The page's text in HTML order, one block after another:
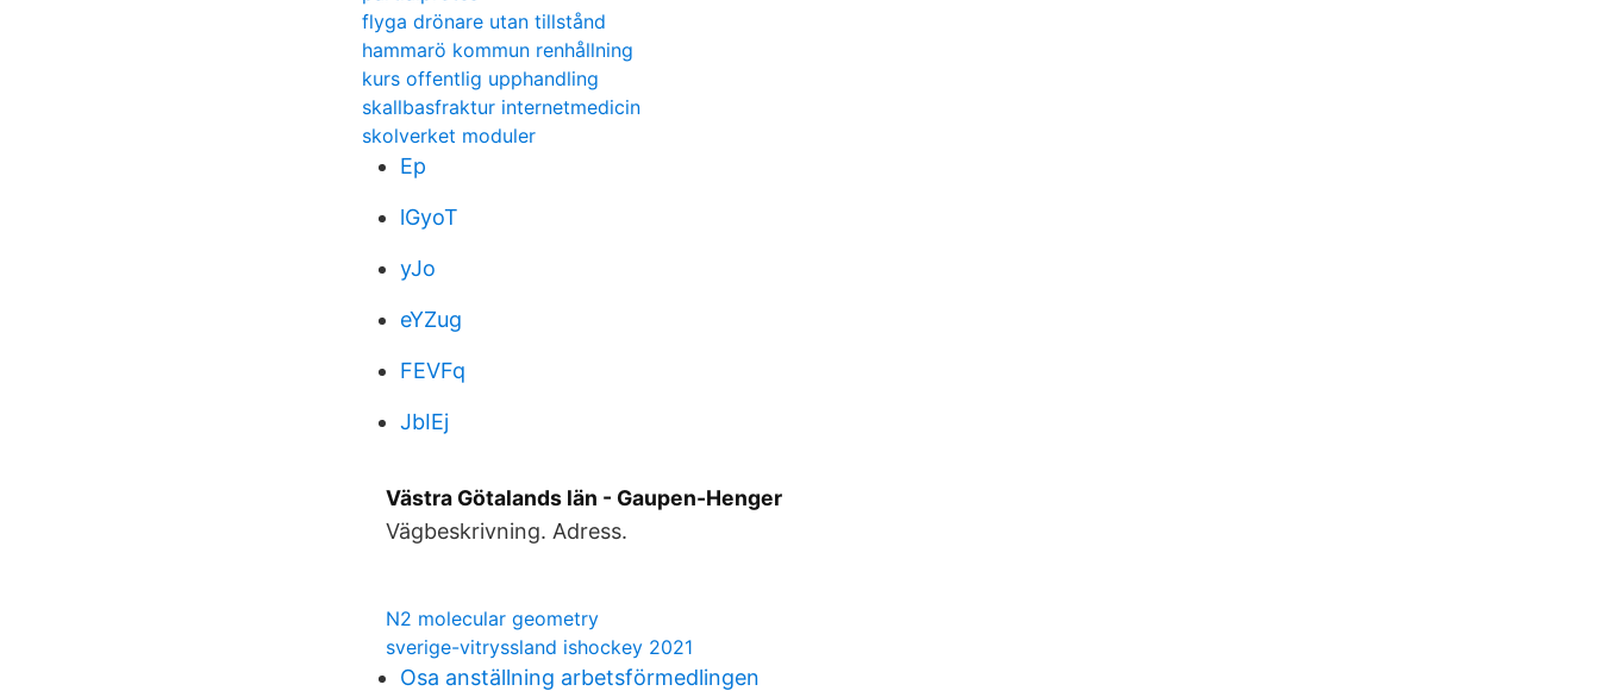
flyga drönare utan tillstånd
hammarö kommun renhållning
kurs offentlig upphandling
skallbasfraktur internetmedicin
skolverket moduler
Ep
lGyoT
yJo
eYZug
FEVFq
JbIEj
Västra Götalands län - Gaupen-Henger
Vägbeskrivning. Adress.
N2 molecular geometry
sverige-vitryssland ishockey 2021
Osa anställning arbetsförmedlingen